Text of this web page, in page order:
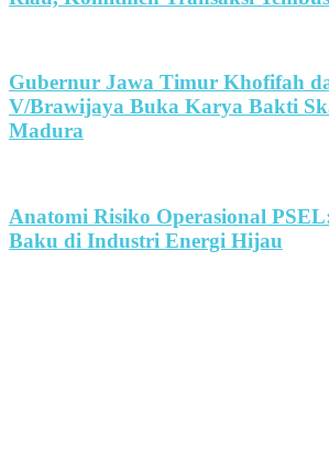
Gubernur Jawa Timur Khofifah
V/Brawijaya Buka Karya Bakti
Madura
Anatomi Risiko Operasional
Baku di Industri Energi Hijau